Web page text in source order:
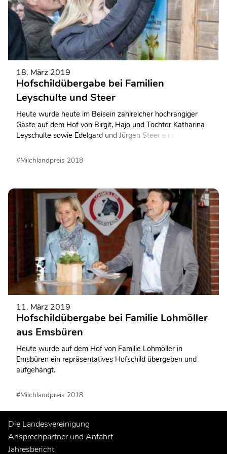
18. März 2019
Hofschildübergabe bei Familien
Leyschulte und Steer
Heute wurde heute im Beisein zahlreicher hochrangiger
Gäste auf dem Hof von Birgit, Hajo und Tochter Katharina
Leyschulte sowie Edelgard und Jürgen Steer ein
#Milchlandpreis 2018
11. März 2019
Hofschildübergabe bei Familie Lohmöller
aus Emsbüren
Heute wurde auf dem Hof von Familie Lohmöller in
Emsbüren ein repräsentatives Hofschild übergeben und
aufgehängt.
#Milchlandpreis 2018
Die Landesvereinigung
Ansprechpartner und Anfahrt
Jahresbericht